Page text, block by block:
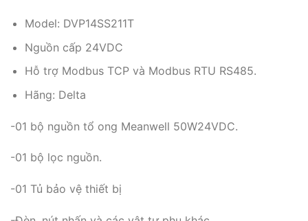
Model: DVP14SS211T
Nguồn cấp 24VDC
Hỗ trợ Modbus TCP và Modbus RTU RS485.
Hãng: Delta
-01 bộ nguồn tổ ong Meanwell 50W24VDC.
-01 bộ lọc nguồn.
-01 Tủ bảo vệ thiết bị